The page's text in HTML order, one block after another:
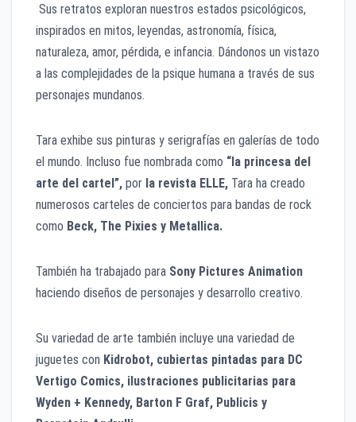
Sus retratos exploran nuestros estados psicológicos,
inspirados en mitos, leyendas, astronomía, física,
naturaleza, amor, pérdida, e infancia. Dándonos un vistazo
a las complejidades de la psique humana a través de sus
personajes mundanos.
Tara exhibe sus pinturas y serigrafías en galerías de todo
el mundo. Incluso fue nombrada como “la princesa del
arte del cartel”, por la revista ELLE, Tara ha creado
numerosos carteles de conciertos para bandas de rock
como Beck, The Pixies y Metallica.
También ha trabajado para Sony Pictures Animation
haciendo diseños de personajes y desarrollo creativo.
Su variedad de arte también incluye una variedad de
juguetes con Kidrobot, cubiertas pintadas para DC
Vertigo Comics, ilustraciones publicitarias para
Wyden + Kennedy, Barton F Graf, Publicis y